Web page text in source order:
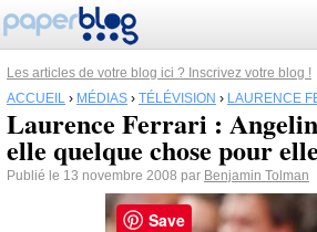
Les articles de votre blog ici ? Inscrivez votre blog !
ACCUEIL › MÉDIAS › TÉLÉVISION › LAURENCE
Laurence Ferrari :
elle quelque chose pour
Publié le 13 novembre 2008 par Benjamin Tolman
Save